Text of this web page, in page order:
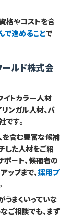
格やコストを含
で進めることで
ルド株式会
イトカラー人材
ンガル人材、バ
す。
含む豊富な候補
した人材をご紹
ポート、候補者の
ップまで、採用プ
うまくいっていな
なご相談でも、まず